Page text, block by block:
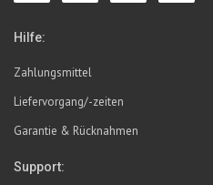
Hilfe:
Zahlungsmittel
Liefervorgang/-zeiten
Garantie & Rücknahmen
Support: